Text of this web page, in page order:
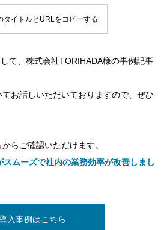
タイトルとURLをコピーする
て、株式会社TORIHADA様の事例記事
お話しいただいておりますので、ぜひ
らご確認いただけます。
ムーズで社内の業務効率が改善しまし
入事例はこちら